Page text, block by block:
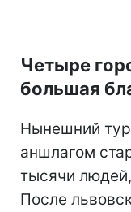
Четыре
большая
Нынешний
аншлагом
тысячи
После